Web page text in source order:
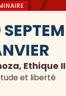
Ethique
et liberté